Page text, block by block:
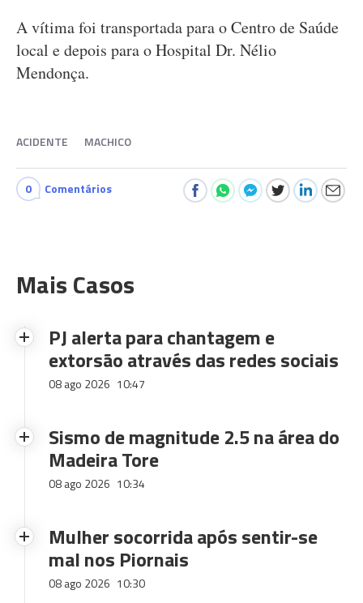
A vítima foi transportada para o Centro de Saúde
local e depois para o Hospital Dr. Nélio
Mendonça.
ACIDENTE MACHICO
0 Comentários
Mais Casos
PJ alerta para chantagem e
extorsão através das redes sociais
08 ago 2026 10:47
Sismo de magnitude 2.5 na área do
Madeira Tore
08 ago 2026 10:34
Mulher socorrida após sentir-se
mal nos Piornais
08 ago 2026 10:30